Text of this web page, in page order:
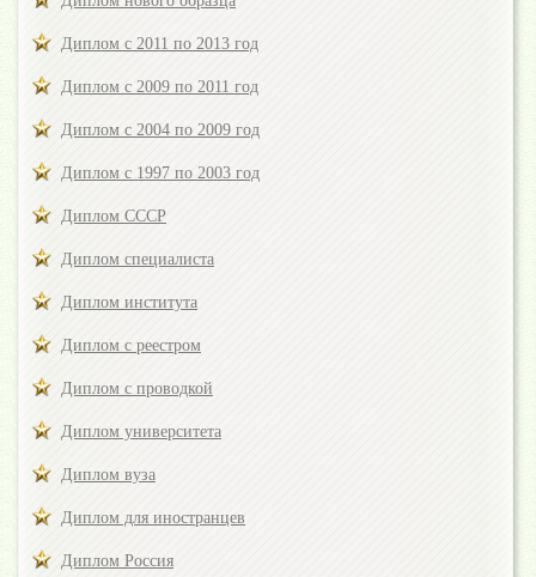
Диплом с 2011 по 2013 год
Диплом с 2009 по 2011 год
Диплом с 2004 по 2009 год
Диплом с 1997 по 2003 год
Диплом СССР
Диплом специалиста
Диплом института
Диплом с реестром
Диплом с проводкой
Диплом университета
Диплом вуза
Диплом для иностранцев
Диплом Россия